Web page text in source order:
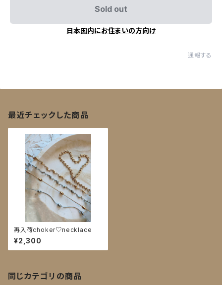
Sold out
日本国内にお住まいの方向け
通報する
最近チェックした商品
再入荷choker♡necklace
¥2,300
同じカテゴリの商品